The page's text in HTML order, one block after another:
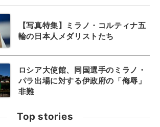
【写真特集】ミラノ・コルティナ五
輪の日本人メダリストたち
ロシア大使館、同国選手のミラノ・
パラ出場に対する伊政府の「侮辱」
非難
Top stories